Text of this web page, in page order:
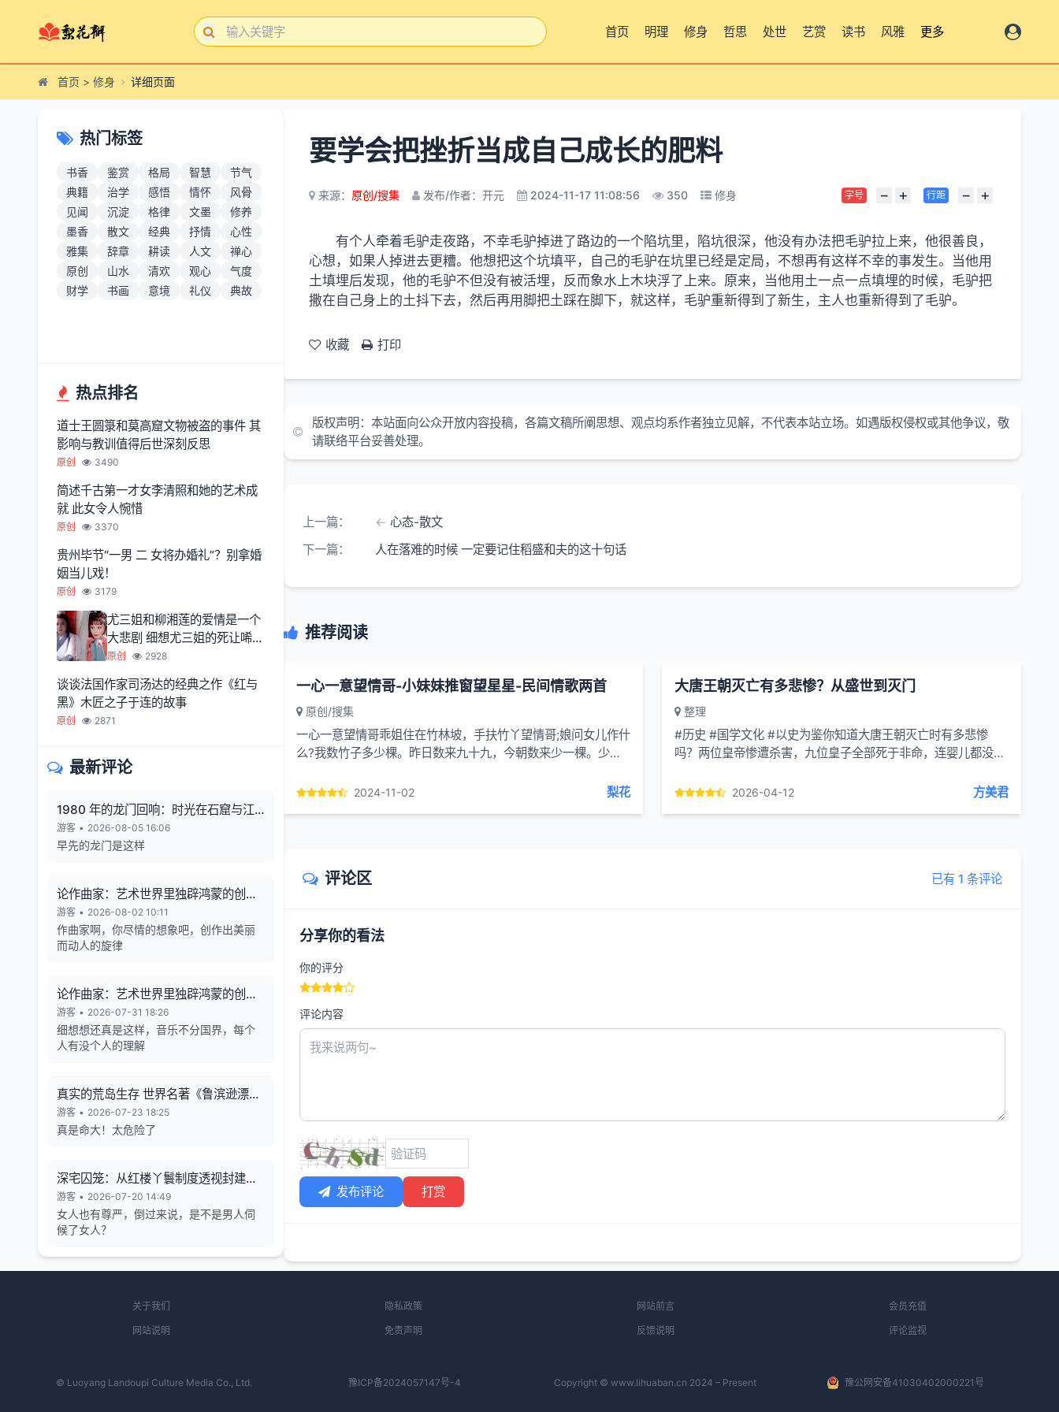
首页 明理 修身 哲思 处世 艺赏 读书 风雅 更多
首页 > 修身 详细页面
热门标签
书香 鉴赏 格局 智慧
节气
典籍
治学 感悟 情怀
风骨
见闻
沉淀 格律 文墨
修养
墨香
散文 经典 抒情
心性
雅集
辞章 耕读 人文
禅心
原创
山水 清欢 观心
气度
财学
书画 意境 礼仪 典故
热点排名
道士王圆箓和莫高窟文物被盗的事件 其
影响与教训值得后世深刻反思
原创 3490
简述千古第一才女李清照和她的艺术成
就 此女令人惋惜
原创 3370
贵州毕节“一男 二 女将办婚礼”？别拿婚
姻当儿戏！
原创 3179
尤三姐和柳湘莲的爱情是一个
大悲剧 细想尤三姐的死让唏嘘
不已
原创 2928
谈谈法国作家司汤达的经典之作《红与
黑》木匠之子于连的故事
原创 2871
最新评论
1980 年的龙门回响：时光在石窟与江
风中凝固
游客 • 2026-08-05 16:06
早先的龙门是这样
论作曲家：艺术世界里独辟鸿蒙的创造
者
游客 • 2026-08-02 10:11
作曲家啊，你尽情的想象吧，创作出美丽
而动人的旋律
论作曲家：艺术世界里独辟鸿蒙的创造
者
游客 • 2026-07-31 18:26
细想想还真是这样，音乐不分国界，每个
人有没个人的理解
真实的荒岛生存 世界名著《鲁滨逊漂流
记》的原型
游客 • 2026-07-23 18:25
真是命大！太危险了
深宅囚笼：从红楼丫鬟制度透视封建女
性的生存异化与人格消解
游客 • 2026-07-20 14:49
女人也有尊严，倒过来说，是不是男人伺
候了女人？
要学会把挫折当成自己成长的肥料
来源： 原创/搜集 发布/作者：开元 2024-11-17 11:08:56 350 修身 字号 − + 行距 − +
有个人牵着毛驴走夜路，不幸毛驴掉进了路边的一个陷坑里，陷坑很深，他没有办法把毛驴拉上来，他很善良，
心想，如果人掉进去更糟。他想把这个坑填平，自己的毛驴在坑里已经是定局，不想再有这样不幸的事发生。当他用
土填埋后发现，他的毛驴不但没有被活埋，反而象水上木块浮了上来。原来，当他用土一点一点填埋的时候，毛驴把
撒在自己身上的土抖下去，然后再用脚把土踩在脚下，就这样，毛驴重新得到了新生，主人也重新得到了毛驴。
收藏 打印
版权声明：本站面向公众开放内容投稿，各篇文稿所阐思想、观点均系作者独立见解，不代表本站立场。如遇版权侵权或其他争议，敬
请联络平台妥善处理。
上一篇：
心态-散文
下一篇：
人在落难的时候 一定要记住稻盛和夫的这十句话
推荐阅读
一心一意望情哥-小妹妹推窗望星星-民间情歌两首
原创/搜集
一心一意望情哥乖姐住在竹林坡，手扶竹丫望情哥;娘问女儿作什
么?我数竹子多少棵。昨日数来九十九，今朝数来少一棵。少一
2024-11-02 梨花
大唐王朝灭亡有多悲惨？从盛世到灭门
整理
#历史 #国学文化 #以史为鉴你知道大唐王朝灭亡时有多悲惨
吗？两位皇帝惨遭杀害，九位皇子全部死于非命，连婴儿都没能
2026-04-12 方美君
评论区 已有 1 条评论
分享你的看法
你的评分
评论内容
发布评论 打赏
关于我们
网站说明
隐私政策
免责声明
网站前言
反馈说明
会员充值
评论监视
© Luoyang Landoupi Culture Media Co., Ltd. 豫ICP备2024057147号-4 Copyright © www.lihuaban.cn 2024 – Present 豫公网安备41030402000221号